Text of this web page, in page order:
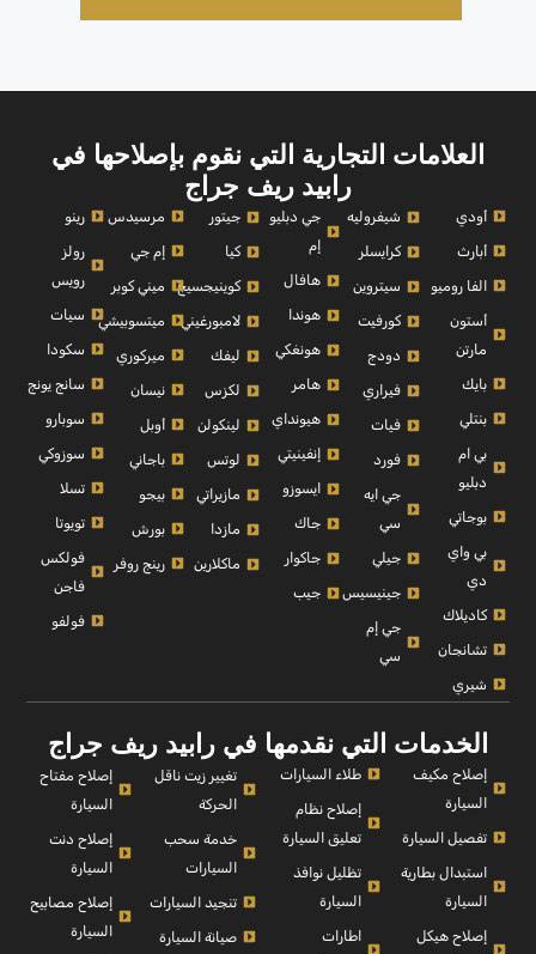
العلامات التجارية التي نقوم بإصلاحها في
رابيد ريف جراج
أودي
أبارث
الفا روميو
أستون
مارتن
بايك
بنتلي
بي ام
دبليو
بوجاتي
بي واي
دي
كاديلاك
تشانجان
شيري
شيفروليه
كرايسلر
سيتروين
كورفيت
دودج
فيراري
فيات
فورد
جي ايه
سي
جيلي
جينيسيس
جي إم
سي
جي دبليو
إم
هافال
هوندا
هونغكي
هامر
هيونداي
إنفينيتي
ايسوزو
جاك
جاكوار
جيب
جيتور
كيا
كوينيجسيج
لامبورغيني
ليفك
لكزس
لينكولن
لوتس
مازيراتي
مازدا
ماكلارين
مرسيدس
إم جي
ميني كوبر
ميتسوبيشي
ميركوري
نيسان
أوبل
باجاني
بيجو
بورش
رينج روفر
رينو
رولز
رويس
سيات
سكودا
سانج يونج
سوبارو
سوزوكي
تسلا
تويوتا
فولكس
فاجن
فولفو
الخدمات التي نقدمها في رابيد ريف جراج
إصلاح مكيف
السيارة
تفصيل السيارة
استبدال بطارية
السيارة
إصلاح هيكل
طلاء السيارات
إصلاح نظام
تعليق السيارة
تظليل نوافذ
السيارة
اطارات
تغيير زيت ناقل
الحركة
خدمة سحب
السيارات
تنجيد السيارات
صيانة السيارة
إصلاح مفتاح
السيارة
إصلاح دنت
السيارة
إصلاح مصابيح
السيارة